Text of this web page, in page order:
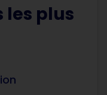
les plus